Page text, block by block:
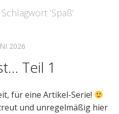
‘Spaß’
2026
Teil 1
für eine Artikel-Serie!
und unregelmäßig hier